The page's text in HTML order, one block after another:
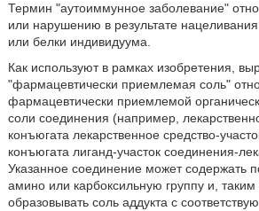
Термин "аутоиммунное заболевание"
или нарушению в результате
или белки индивидуума.
Как используют в рамках изобретения,
"фармацевтически приемлемая соль"
фармацевтически приемлемой
соли соединения (например,
конъюгата лекарственное средство-
конъюгата лиганд-участок соединения-
Указанное соединение может содержать
амино или карбоксильную группу и,
образовывать соль аддукта с